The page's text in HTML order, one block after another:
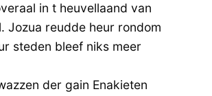
in t heuvellaand van
Jozua reudde heur rondom
steden bleef niks meer
der gain Enakieten